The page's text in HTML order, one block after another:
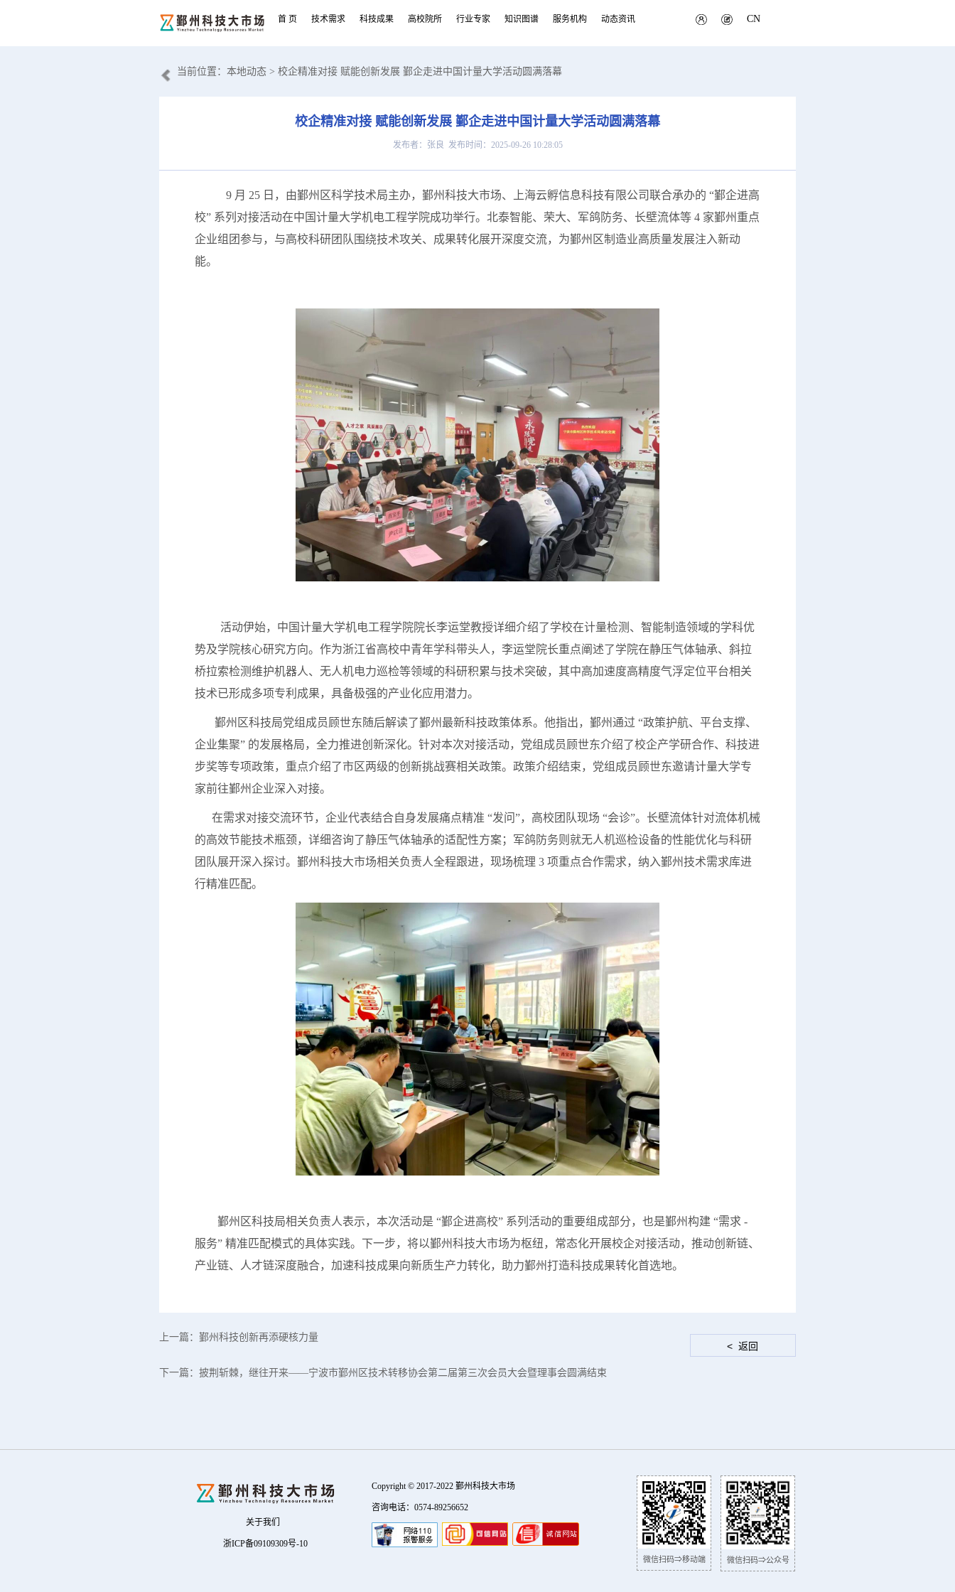
首 页 技术需求 科技成果 高校院所 行业专家 知识图谱 服务机构 动态资讯 CN
当前位置： 本地动态 > 校企精准对接 赋能创新发展 鄞企走进中国计量大学活动圆满落幕
校企精准对接 赋能创新发展 鄞企走进中国计量大学活动圆满落幕
发布者：张良 发布时间：2025-09-26 10:28:05
9 月 25 日，由鄞州区科学技术局主办，鄞州科技大市场、上海云孵信息科技有限公司联合承办的 “鄞企进高
校” 系列对接活动在中国计量大学机电工程学院成功举行。北泰智能、荣大、军鸽防务、长壁流体等 4 家鄞州重点
企业组团参与，与高校科研团队围绕技术攻关、成果转化展开深度交流，为鄞州区制造业高质量发展注入新动
能。
活动伊始，中国计量大学机电工程学院院长李运堂教授详细介绍了学校在计量检测、智能制造领域的学科优
势及学院核心研究方向。作为浙江省高校中青年学科带头人，李运堂院长重点阐述了学院在静压气体轴承、斜拉
桥拉索检测维护机器人、无人机电力巡检等领域的科研积累与技术突破，其中高加速度高精度气浮定位平台相关
技术已形成多项专利成果，具备极强的产业化应用潜力。
鄞州区科技局党组成员顾世东随后解读了鄞州最新科技政策体系。他指出，鄞州通过 “政策护航、平台支撑、
企业集聚” 的发展格局，全力推进创新深化。针对本次对接活动，党组成员顾世东介绍了校企产学研合作、科技进
步奖等专项政策，重点介绍了市区两级的创新挑战赛相关政策。政策介绍结束，党组成员顾世东邀请计量大学专
家前往鄞州企业深入对接。
在需求对接交流环节，企业代表结合自身发展痛点精准 “发问”，高校团队现场 “会诊”。长壁流体针对流体机械
的高效节能技术瓶颈，详细咨询了静压气体轴承的适配性方案；军鸽防务则就无人机巡检设备的性能优化与科研
团队展开深入探讨。鄞州科技大市场相关负责人全程跟进，现场梳理 3 项重点合作需求，纳入鄞州技术需求库进
行精准匹配。
鄞州区科技局相关负责人表示，本次活动是 “鄞企进高校” 系列活动的重要组成部分，也是鄞州构建 “需求 -
服务” 精准匹配模式的具体实践。下一步，将以鄞州科技大市场为枢纽，常态化开展校企对接活动，推动创新链、
产业链、人才链深度融合，加速科技成果向新质生产力转化，助力鄞州打造科技成果转化首选地。
上一篇： 鄞州科技创新再添硬核力量
下一篇： 披荆斩棘，继往开来——宁波市鄞州区技术转移协会第二届第三次会员大会暨理事会圆满结束
关于我们
浙ICP备09109309号-10
Copyright © 2017-2022 鄞州科技大市场
咨询电话：0574-89256652
微信扫码⇒移动端 微信扫码⇒公众号